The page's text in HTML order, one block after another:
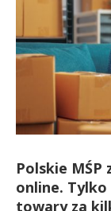
Polskie
online.
towary za